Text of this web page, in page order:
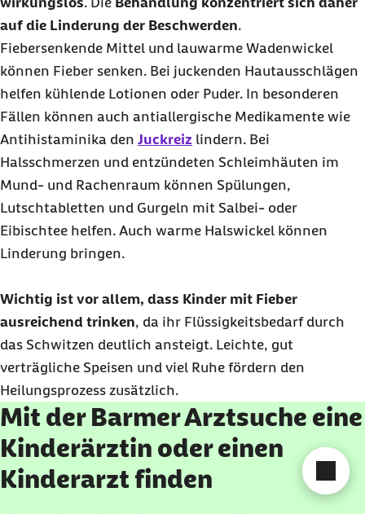
auf die Linderung der Beschwerden.
Fiebersenkende Mittel und lauwarme Wadenwickel
können Fieber senken. Bei juckenden Hautausschlägen
helfen kühlende Lotionen oder Puder. In besonderen
Fällen können auch antiallergische Medikamente wie
Antihistaminika den Juckreiz lindern. Bei
Halsschmerzen und entzündeten Schleimhäuten im
Mund- und Rachenraum können Spülungen,
Lutschtabletten und Gurgeln mit Salbei- oder
Eibischtee helfen. Auch warme Halswickel können
Linderung bringen.
Wichtig ist vor allem, dass Kinder mit Fieber
ausreichend trinken, da ihr Flüssigkeitsbedarf durch
das Schwitzen deutlich ansteigt. Leichte, gut
verträgliche Speisen und viel Ruhe fördern den
Heilungsprozess zusätzlich.
Mit der Barmer Arztsuche eine
Kinderärztin oder einen
Kinderarzt finden